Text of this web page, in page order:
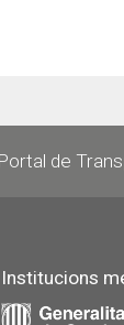
Portal de
Institucions